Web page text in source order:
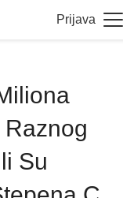
Prijava
Su